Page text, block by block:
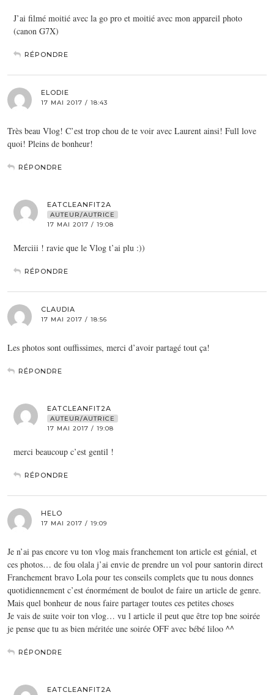
J’ai filmé moitié avec la go pro et moitié avec mon appareil photo
(canon G7X)
RÉPONDRE
ELODIE
17 MAI 2017 / 18:43
Très beau Vlog! C’est trop chou de te voir avec Laurent ainsi! Full love
quoi! Pleins de bonheur!
RÉPONDRE
EATCLEANFIT2A
AUTEUR/AUTRICE
17 MAI 2017 / 19:08
Merciii ! ravie que le Vlog t’ai plu :))
RÉPONDRE
CLAUDIA
17 MAI 2017 / 18:56
Les photos sont ouffissimes, merci d’avoir partagé tout ça!
RÉPONDRE
EATCLEANFIT2A
AUTEUR/AUTRICE
17 MAI 2017 / 19:08
merci beaucoup c’est gentil !
RÉPONDRE
HELO
17 MAI 2017 / 19:09
Je n’ai pas encore vu ton vlog mais franchement ton article est génial, et
ces photos… de fou olala j’ai envie de prendre un vol pour santorin direct
Franchement bravo Lola pour tes conseils complets que tu nous donnes
quotidiennement c’est énormément de boulot de faire un article de genre.
Mais quel bonheur de nous faire partager toutes ces petites choses
Je vais de suite voir ton vlog… vu l article il peut que être top bne soirée
je pense que tu as bien méritée une soirée OFF avec bébé liloo ^^
RÉPONDRE
EATCLEANFIT2A